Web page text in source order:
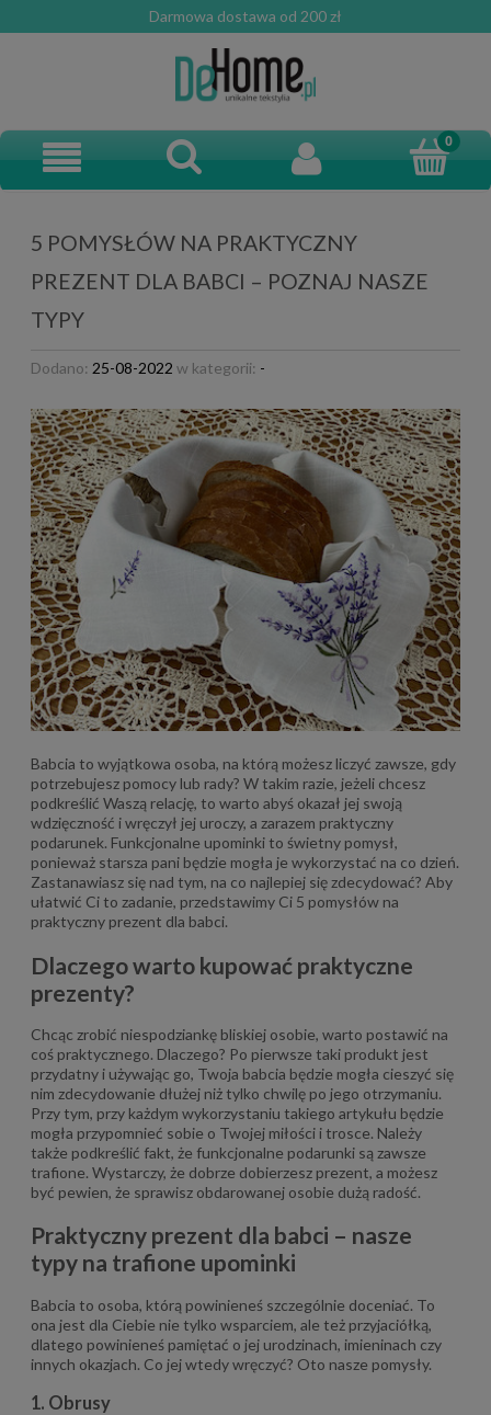
Darmowa dostawa od 200 zł
5 POMYSŁÓW NA PRAKTYCZNY
PREZENT DLA BABCI – POZNAJ NASZE
TYPY
Dodano: 25-08-2022 w kategorii: -
Babcia to wyjątkowa osoba, na którą możesz liczyć zawsze, gdy
potrzebujesz pomocy lub rady? W takim razie, jeżeli chcesz
podkreślić Waszą relację, to warto abyś okazał jej swoją
wdzięczność i wręczył jej uroczy, a zarazem praktyczny
podarunek. Funkcjonalne upominki to świetny pomysł,
ponieważ starsza pani będzie mogła je wykorzystać na co dzień.
Zastanawiasz się nad tym, na co najlepiej się zdecydować? Aby
ułatwić Ci to zadanie, przedstawimy Ci 5 pomysłów na
praktyczny prezent dla babci.
Dlaczego warto kupować praktyczne
prezenty?
Chcąc zrobić niespodziankę bliskiej osobie, warto postawić na
coś praktycznego. Dlaczego? Po pierwsze taki produkt jest
przydatny i używając go, Twoja babcia będzie mogła cieszyć się
nim zdecydowanie dłużej niż tylko chwilę po jego otrzymaniu.
Przy tym, przy każdym wykorzystaniu takiego artykułu będzie
mogła przypomnieć sobie o Twojej miłości i trosce. Należy
także podkreślić fakt, że funkcjonalne podarunki są zawsze
trafione. Wystarczy, że dobrze dobierzesz prezent, a możesz
być pewien, że sprawisz obdarowanej osobie dużą radość.
Praktyczny prezent dla babci – nasze
typy na trafione upominki
Babcia to osoba, którą powinieneś szczególnie doceniać. To
ona jest dla Ciebie nie tylko wsparciem, ale też przyjaciółką,
dlatego powinieneś pamiętać o jej urodzinach, imieninach czy
innych okazjach. Co jej wtedy wręczyć? Oto nasze pomysły.
1. Obrusy